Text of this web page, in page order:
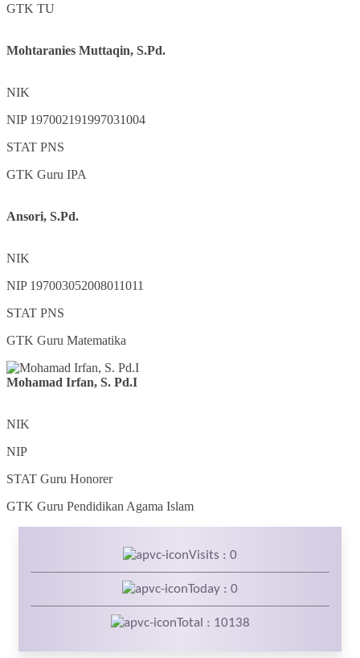
GTK TU
Mohtaranies Muttaqin, S.Pd.
NIK
NIP 197002191997031004
STAT PNS
GTK Guru IPA
Ansori, S.Pd.
NIK
NIP 197003052008011011
STAT PNS
GTK Guru Matematika
Mohamad Irfan, S. Pd.I
NIK
NIP
STAT Guru Honorer
GTK Guru Pendidikan Agama Islam
Visits : 0
Today : 0
Total : 10138